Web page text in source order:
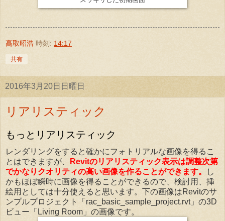
髙取昭浩 時刻: 14:17
共有
2016年3月20日日曜日
リアリスティック
もっとリアリスティック
レンダリングをすると確かにフォトリアルな画像を得るこ
とはできますが、
Revitのリアリスティック表示は調整次第
でかなりクオリティの高い画像を作ることができます。
し
かもほぼ瞬時に画像を得ることができるので、検討用、挿
絵用としては十分使えると思います。下の画像はRevitのサ
ンプルプロジェクト「rac_basic_sample_project.rvt」の3D
ビュー「Living Room」の画像です。